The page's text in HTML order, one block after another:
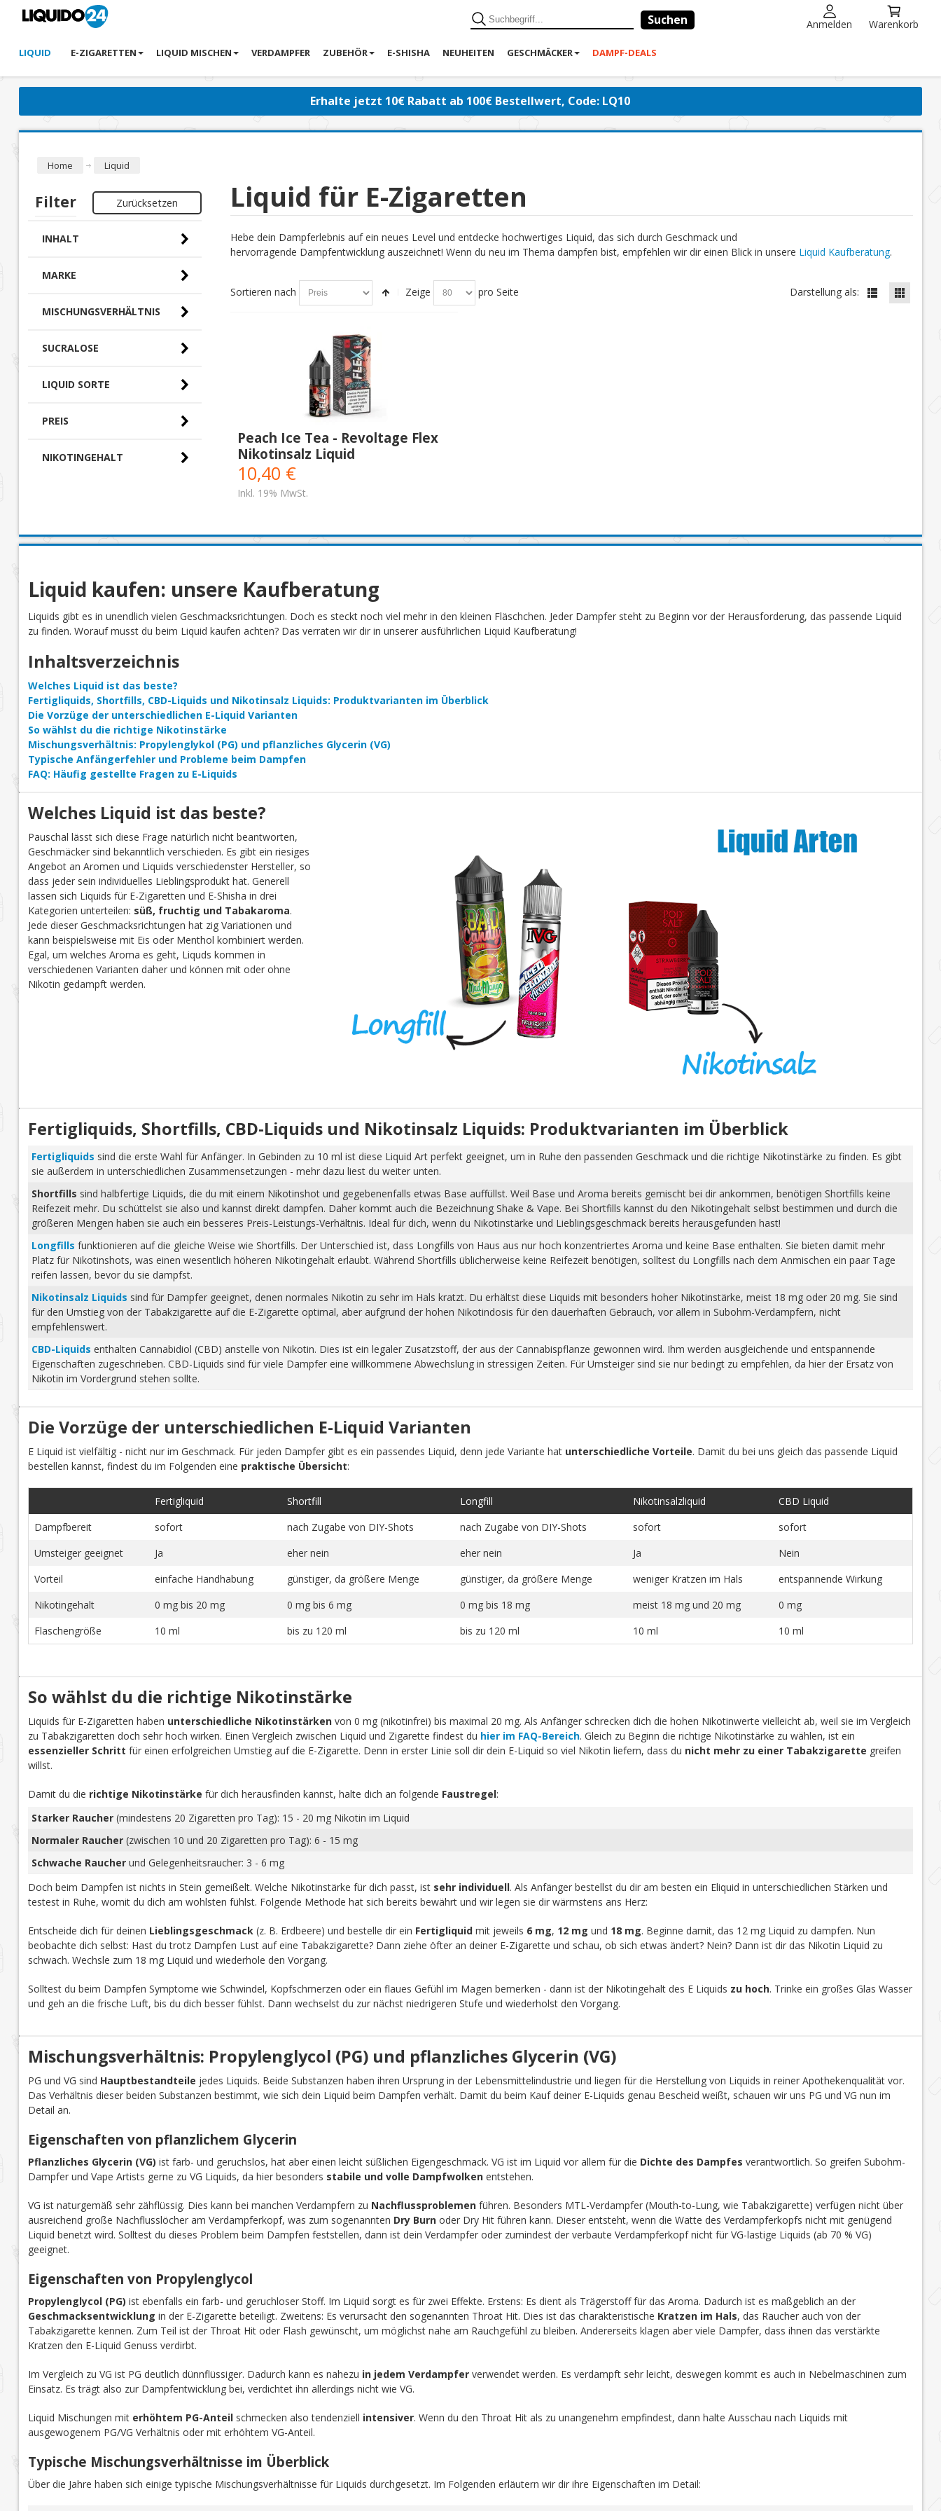
Suchen Anmelden Warenkorb
LIQUID E-ZIGARETTEN LIQUID MISCHEN VERDAMPFER ZUBEHÖR E-SHISHA NEUHEITEN GESCHMÄCKER DAMPF-DEALS
Erhalte jetzt 10€ Rabatt ab 100€ Bestellwert, Code: LQ10
Home Liquid
Liquid für E-Zigaretten
Hebe dein Dampferlebnis auf ein neues Level und entdecke hochwertiges Liquid, das sich durch Geschmack und
hervorragende Dampfentwicklung auszeichnet! Wenn du neu im Thema dampfen bist, empfehlen wir dir einen Blick in unsere Liquid Kaufberatung.
Sortieren nach Zeige pro Seite Darstellung als:
Peach Ice Tea - Revoltage Flex
Nikotinsalz Liquid
10,40 €
Inkl. 19% MwSt.
Filter Zurücksetzen
INHALT
MARKE
MISCHUNGSVERHÄLTNIS
SUCRALOSE
LIQUID SORTE
PREIS
0,00 € - 10,00 € (0)
NIKOTINGEHALT
Liquid kaufen: unsere Kaufberatung
Liquids gibt es in unendlich vielen Geschmacksrichtungen. Doch es steckt noch viel mehr in den kleinen Fläschchen. Jeder Dampfer steht zu Beginn vor der Herausforderung, das passende Liquid
zu finden. Worauf musst du beim Liquid kaufen achten? Das verraten wir dir in unserer ausführlichen Liquid Kaufberatung!
Inhaltsverzeichnis
Welches Liquid ist das beste?
Fertigliquids, Shortfills, CBD-Liquids und Nikotinsalz Liquids: Produktvarianten im Überblick
Die Vorzüge der unterschiedlichen E-Liquid Varianten
So wählst du die richtige Nikotinstärke
Mischungsverhältnis: Propylenglykol (PG) und pflanzliches Glycerin (VG)
Typische Anfängerfehler und Probleme beim Dampfen
FAQ: Häufig gestellte Fragen zu E-Liquids
Welches Liquid ist das beste?
Pauschal lässt sich diese Frage natürlich nicht beantworten,
Geschmäcker sind bekanntlich verschieden. Es gibt ein riesiges
Angebot an Aromen und Liquids verschiedenster Hersteller, so
dass jeder sein individuelles Lieblingsprodukt hat. Generell
lassen sich Liquids für E-Zigaretten und E-Shisha in drei
Kategorien unterteilen: süß, fruchtig und Tabakaroma.
Jede dieser Geschmacksrichtungen hat zig Variationen und
kann beispielsweise mit Eis oder Menthol kombiniert werden.
Egal, um welches Aroma es geht, Liquds kommen in
verschiedenen Varianten daher und können mit oder ohne
Nikotin gedampft werden.
Fertigliquids, Shortfills, CBD-Liquids und Nikotinsalz Liquids: Produktvarianten im Überblick
Fertigliquids sind die erste Wahl für Anfänger. In Gebinden zu 10 ml ist diese Liquid Art perfekt geeignet, um in Ruhe den passenden Geschmack und die richtige Nikotinstärke zu finden. Es gibt
sie außerdem in unterschiedlichen Zusammensetzungen - mehr dazu liest du weiter unten.
Shortfills sind halbfertige Liquids, die du mit einem Nikotinshot und gegebenenfalls etwas Base auffüllst. Weil Base und Aroma bereits gemischt bei dir ankommen, benötigen Shortfills keine
Reifezeit mehr. Du schüttelst sie also und kannst direkt dampfen. Daher kommt auch die Bezeichnung Shake & Vape. Bei Shortfills kannst du den Nikotingehalt selbst bestimmen und durch die
größeren Mengen haben sie auch ein besseres Preis-Leistungs-Verhältnis. Ideal für dich, wenn du Nikotinstärke und Lieblingsgeschmack bereits herausgefunden hast!
Longfills funktionieren auf die gleiche Weise wie Shortfills. Der Unterschied ist, dass Longfills von Haus aus nur hoch konzentriertes Aroma und keine Base enthalten. Sie bieten damit mehr
Platz für Nikotinshots, was einen wesentlich höheren Nikotingehalt erlaubt. Während Shortfills üblicherweise keine Reifezeit benötigen, solltest du Longfills nach dem Anmischen ein paar Tage
reifen lassen, bevor du sie dampfst.
Nikotinsalz Liquids sind für Dampfer geeignet, denen normales Nikotin zu sehr im Hals kratzt. Du erhältst diese Liquids mit besonders hoher Nikotinstärke, meist 18 mg oder 20 mg. Sie sind
für den Umstieg von der Tabakzigarette auf die E-Zigarette optimal, aber aufgrund der hohen Nikotindosis für den dauerhaften Gebrauch, vor allem in Subohm-Verdampfern, nicht
empfehlenswert.
CBD-Liquids enthalten Cannabidiol (CBD) anstelle von Nikotin. Dies ist ein legaler Zusatzstoff, der aus der Cannabispflanze gewonnen wird. Ihm werden ausgleichende und entspannende
Eigenschaften zugeschrieben. CBD-Liquids sind für viele Dampfer eine willkommene Abwechslung in stressigen Zeiten. Für Umsteiger sind sie nur bedingt zu empfehlen, da hier der Ersatz von
Nikotin im Vordergrund stehen sollte.
Die Vorzüge der unterschiedlichen E-Liquid Varianten
E Liquid ist vielfältig - nicht nur im Geschmack. Für jeden Dampfer gibt es ein passendes Liquid, denn jede Variante hat unterschiedliche Vorteile. Damit du bei uns gleich das passende Liquid
bestellen kannst, findest du im Folgenden eine praktische Übersicht:
Fertigliquid Shortfill Longfill Nikotinsalzliquid
CBD Liquid
Dampfbereit
sofort nach Zugabe von DIY-Shots nach Zugabe von DIY-Shots sofort
sofort
Umsteiger geeignet
Ja eher nein eher nein Ja
Nein
Vorteil
einfache Handhabung günstiger, da größere Menge günstiger, da größere Menge weniger Kratzen im Hals
entspannende Wirkung
Nikotingehalt
0 mg bis 20 mg 0 mg bis 6 mg 0 mg bis 18 mg meist 18 mg und 20 mg
0 mg
Flaschengröße
10 ml bis zu 120 ml bis zu 120 ml 10 ml 10 ml
So wählst du die richtige Nikotinstärke
Liquids für E-Zigaretten haben unterschiedliche Nikotinstärkenvon 0 mg (nikotinfrei) bis maximal 20 mg. Als Anfänger schrecken dich die hohen Nikotinwerte vielleicht ab, weil sie im Vergleich
zu Tabakzigaretten doch sehr hoch wirken. Einen Vergleich zwischen Liquid und Zigarette findest du hier im FAQ-Bereich. Gleich zu Beginn die richtige Nikotinstärke zu wählen, ist ein
essenzieller Schritt für einen erfolgreichen Umstieg auf die E-Zigarette. Denn in erster Linie soll dir dein E-Liquid so viel Nikotin liefern, dass du nicht mehr zu einer Tabakzigarette greifen
willst.
Damit du die richtige Nikotinstärke für dich herausfinden kannst, halte dich an folgende Faustregel:
Starker Raucher(mindestens 20 Zigaretten pro Tag): 15 - 20 mg Nikotin im Liquid
Normaler Raucher(zwischen 10 und 20 Zigaretten pro Tag): 6 - 15 mg
Schwache Raucherund Gelegenheitsraucher: 3 - 6 mg
Doch beim Dampfen ist nichts in Stein gemeißelt. Welche Nikotinstärke für dich passt, ist sehr individuell. Als Anfänger bestellst du dir am besten ein Eliquid in unterschiedlichen Stärken und
testest in Ruhe, womit du dich am wohlsten fühlst. Folgende Methode hat sich bereits bewährt und wir legen sie dir wärmstens ans Herz:
Entscheide dich für deinen Lieblingsgeschmack(z. B. Erdbeere) und bestelle dir ein Fertigliquidmit jeweils 6 mg, 12 mg und 18 mg. Beginne damit, das 12 mg Liquid zu dampfen. Nun
beobachte dich selbst: Hast du trotz Dampfen Lust auf eine Tabakzigarette? Dann ziehe öfter an deiner E-Zigarette und schau, ob sich etwas ändert? Nein? Dann ist dir das Nikotin Liquid zu
schwach. Wechsle zum 18 mg Liquid und wiederhole den Vorgang.
Solltest du beim Dampfen Symptome wie Schwindel, Kopfschmerzen oder ein flaues Gefühl im Magen bemerken - dann ist der Nikotingehalt des E Liquids zu hoch. Trinke ein großes Glas Wasser
und geh an die frische Luft, bis du dich besser fühlst. Dann wechselst du zur nächst niedrigeren Stufe und wiederholst den Vorgang.
Mischungsverhältnis: Propylenglycol (PG) und pflanzliches Glycerin (VG)
PG und VG sind Hauptbestandteile jedes Liquids. Beide Substanzen haben ihren Ursprung in der Lebensmittelindustrie und liegen für die Herstellung von Liquids in reiner Apothekenqualität vor.
Das Verhältnis dieser beiden Substanzen bestimmt, wie sich dein Liquid beim Dampfen verhält. Damit du beim Kauf deiner E-Liquids genau Bescheid weißt, schauen wir uns PG und VG nun im
Detail an.
Eigenschaften von pflanzlichem Glycerin
Pflanzliches Glycerin (VG) ist farb- und geruchslos, hat aber einen leicht süßlichen Eigengeschmack. VG ist im Liquid vor allem für die Dichte des Dampfes verantwortlich. So greifen Subohm-
Dampfer und Vape Artists gerne zu VG Liquids, da hier besonders stabile und volle Dampfwolkenentstehen.
VG ist naturgemäß sehr zähflüssig. Dies kann bei manchen Verdampfern zu Nachflussproblemenführen. Besonders MTL-Verdampfer (Mouth-to-Lung, wie Tabakzigarette) verfügen nicht über
ausreichend große Nachflusslöcher am Verdampferkopf, was zum sogenannten Dry Burnoder Dry Hit führen kann. Dieser entsteht, wenn die Watte des Verdampferkopfs nicht mit genügend
Liquid benetzt wird. Solltest du dieses Problem beim Dampfen feststellen, dann ist dein Verdampfer oder zumindest der verbaute Verdampferkopf nicht für VG-lastige Liquids (ab 70 % VG)
geeignet.
Eigenschaften von Propylenglycol
Propylenglycol (PG) ist ebenfalls ein farb- und geruchloser Stoff. Im Liquid sorgt es für zwei Effekte. Erstens: Es dient als Trägerstoff für das Aroma. Dadurch ist es maßgeblich an der
Geschmacksentwicklung in der E-Zigarette beteiligt. Zweitens: Es verursacht den sogenannten Throat Hit. Dies ist das charakteristische Kratzen im Hals, das Raucher auch von der
Tabakzigarette kennen. Zum Teil ist der Throat Hit oder Flash gewünscht, um möglichst nahe am Rauchgefühl zu bleiben. Andererseits klagen aber viele Dampfer, dass ihnen das verstärkte
Kratzen den E-Liquid Genuss verdirbt.
Im Vergleich zu VG ist PG deutlich dünnflüssiger. Dadurch kann es nahezu in jedem Verdampferverwendet werden. Es verdampft sehr leicht, deswegen kommt es auch in Nebelmaschinen zum
Einsatz. Es trägt also zur Dampfentwicklung bei, verdichtet ihn allerdings nicht wie VG.
Liquid Mischungen mit erhöhtem PG-Anteilschmecken also tendenziell intensiver. Wenn du den Throat Hit als zu unangenehm empfindest, dann halte Ausschau nach Liquids mit
ausgewogenem PG/VG Verhältnis oder mit erhöhtem VG-Anteil.
Typische Mischungsverhältnisse im Überblick
Über die Jahre haben sich einige typische Mischungsverhältnisse für Liquids durchgesetzt. Im Folgenden erläutern wir dir ihre Eigenschaften im Detail: